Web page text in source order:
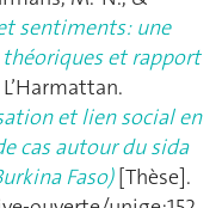
sentiments: une
et rapport
et lien social en
cas autour du sida
Faso)[Thèse].